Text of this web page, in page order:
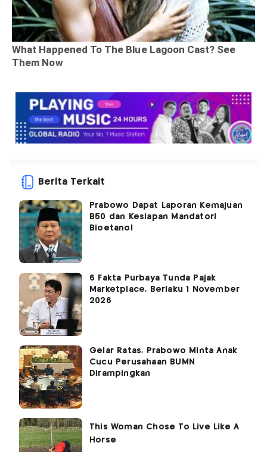
Berita Terkait
Prabowo Dapat Laporan Kemajuan
B50 dan Kesiapan Mandatori
Bioetanol
6 Fakta Purbaya Tunda Pajak
Marketplace, Berlaku 1 November
2026
Gelar Ratas, Prabowo Minta Anak
Cucu Perusahaan BUMN
Dirampingkan